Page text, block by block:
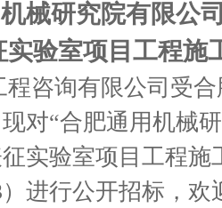
械研究院有限公
实验室项目工程施
程咨询有限公司受合
对“合肥通用机械
实验室项目工程施
）进行公开招标，